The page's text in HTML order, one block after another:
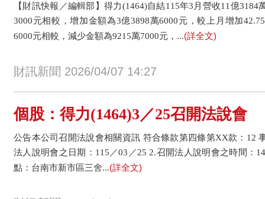
【財訊快報／編輯部】得力(1464)自結115年3月營收11億3184
3000元相較，增加金額為3億3898萬6000元，較上月增加
6000元相較，減少金額為9215萬7000元，...(詳全文)
財訊新聞 2026/04/07 14:27
個股：得力(1464)3／25召開法說會
公告本公司召開法說會相關資訊 符合條款第四條第XX款：12
法人說明會之日期：115／03／25 2.召開法人說明會之時間：
點：台南市新市區三舍...(詳全文)